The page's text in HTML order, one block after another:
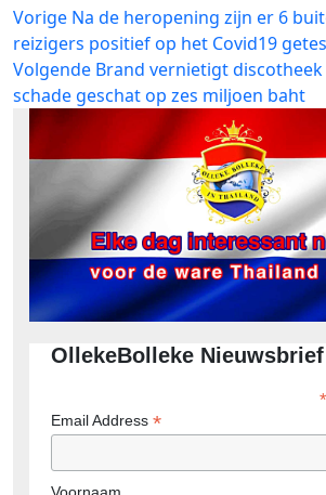
Bericht
navigatie
Vorige Vorig
bericht:
Na de heropening zijn er 6
reizigers positief op het Covid19
Volgende Volgend
bericht:
Brand vernietigt discotheek
schade geschat op zes miljoen baht
OllekeBolleke Nieuwsbrief
*
Email Address *